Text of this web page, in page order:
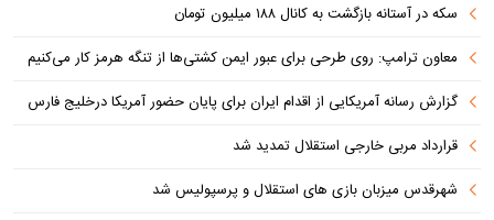
سکه در آستانه بازگشت به کانال ۱۸۸ میلیون تومان
معاون ترامپ: روی طرحی برای عبور ایمن کشتی‌ها از تنگه هرمز کار می‌کنیم
گزارش رسانه آمریکایی از اقدام ایران برای پایان حضور آمریکا درخلیج فارس
قرارداد مربی خارجی استقلال تمدید شد
شهرقدس میزبان بازی های استقلال و پرسپولیس شد